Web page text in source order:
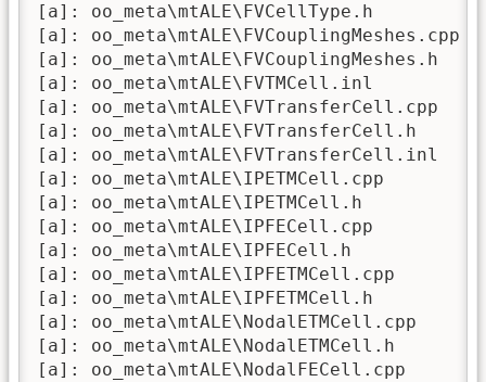
[a]: oo_meta\mtALE\FVCellType.h
[a]: oo_meta\mtALE\FVCouplingMeshes.cpp
[a]: oo_meta\mtALE\FVCouplingMeshes.h
[a]: oo_meta\mtALE\FVTMCell.inl
[a]: oo_meta\mtALE\FVTransferCell.cpp
[a]: oo_meta\mtALE\FVTransferCell.h
[a]: oo_meta\mtALE\FVTransferCell.inl
[a]: oo_meta\mtALE\IPETMCell.cpp
[a]: oo_meta\mtALE\IPETMCell.h
[a]: oo_meta\mtALE\IPFECell.cpp
[a]: oo_meta\mtALE\IPFECell.h
[a]: oo_meta\mtALE\IPFETMCell.cpp
[a]: oo_meta\mtALE\IPFETMCell.h
[a]: oo_meta\mtALE\NodalETMCell.cpp
[a]: oo_meta\mtALE\NodalETMCell.h
[a]: oo_meta\mtALE\NodalFECell.cpp